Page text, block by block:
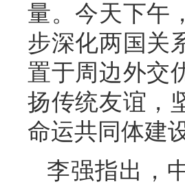
量。今天下午
步深化两国关
置于周边外交
扬传统友谊，
命运共同体建
李强指出，